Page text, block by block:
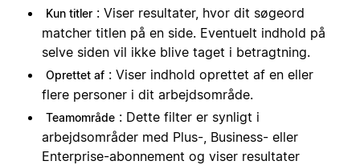
Kun titler : Viser resultater, hvor dit søgeord
matcher titlen på en side. Eventuelt indhold på
selve siden vil ikke blive taget i betragtning.
Oprettet af : Viser indhold oprettet af en eller
flere personer i dit arbejdsområde.
Teamområde : Dette filter er synligt i
arbejdsområder med Plus-, Business- eller
Enterprise-abonnement og viser resultater